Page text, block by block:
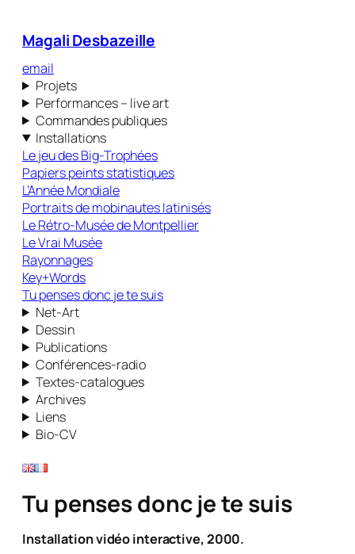
Magali Desbazeille
email
Projets
Performances – live art
Commandes publiques
Installations
Le jeu des Big-Trophées
Papiers peints statistiques
L’Année Mondiale
Portraits de mobinautes latinisés
Le Rétro-Musée de Montpellier
Le Vrai Musée
Rayonnages
Key+Words
Tu penses donc je te suis
Net-Art
Dessin
Publications
Conférences-radio
Textes-catalogues
Archives
Liens
Bio-CV
Tu penses donc je te suis
Installation vidéo interactive, 2000.